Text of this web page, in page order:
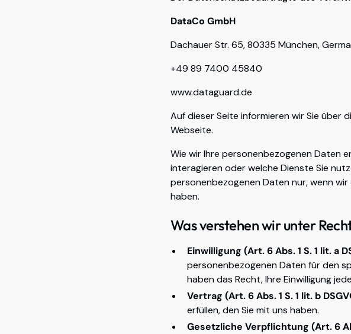
DataCo GmbH
Dachauer Str. 65, 80335 München,
+49 89 7400 45840
www.dataguard.de
Auf dieser Seite informieren wir Sie über
Webseite.
Wie wir Ihre personenbezogenen Daten
interagieren oder welche Dienste Sie
personenbezogenen Daten nur, wenn
haben.
Was verstehen wir unter
Einwilligung (Art. 6 Abs. 1 S. 1 lit. a
personenbezogenen Daten für den
haben das Recht, Ihre Einwilligung
Vertrag (Art. 6 Abs. 1 S. 1 lit. b
erfüllen, den Sie mit uns haben.
Gesetzliche Verpflichtung (Art. 6